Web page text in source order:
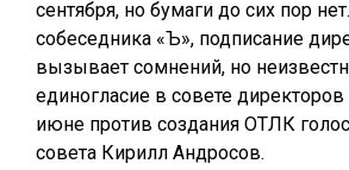
сентября, но бумаги до сих пор
собеседника «Ъ», подписание
вызывает сомнений, но
единогласие в совете
июне против создания ОТЛК
совета Кирилл Андросов.